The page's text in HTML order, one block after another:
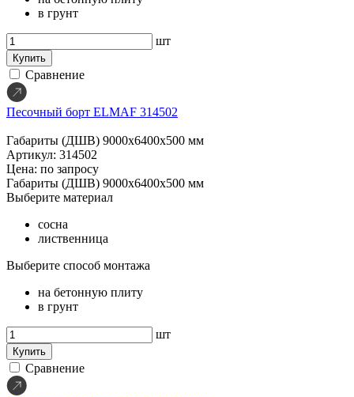
в грунт
шт
Купить
Сравнение
Песочный борт ELMAF 314502
Габариты (ДШВ) 9000х6400х500 мм
Артикул: 314502
Цена: по запросу
Габариты (ДШВ) 9000х6400х500 мм
Выберите материал
сосна
лиственница
Выберите способ монтажа
на бетонную плиту
в грунт
шт
Купить
Сравнение